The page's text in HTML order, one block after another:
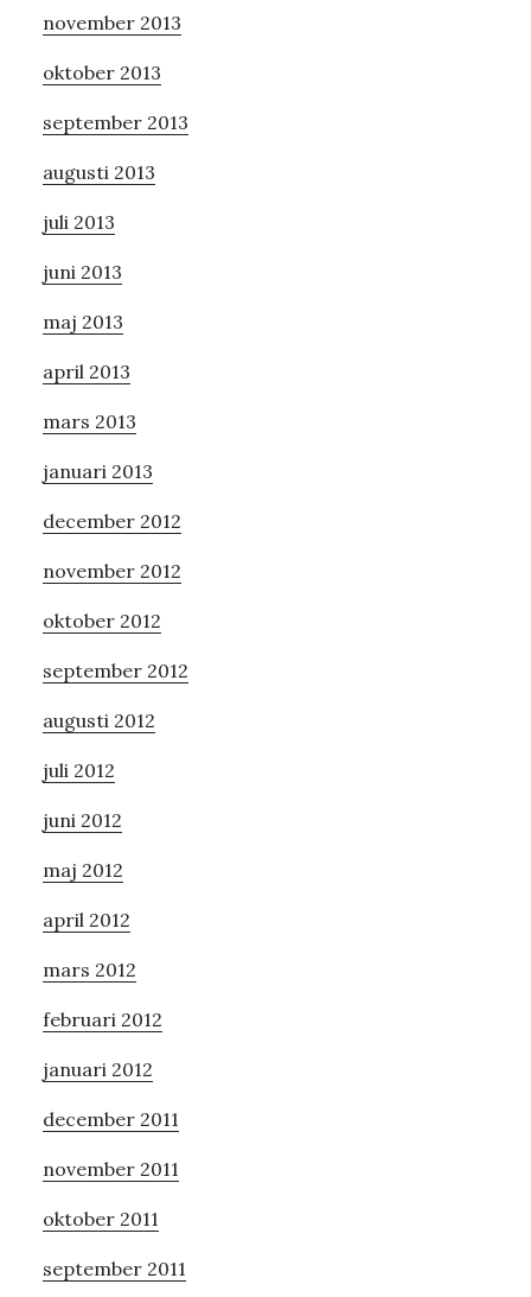
november 2013
oktober 2013
september 2013
augusti 2013
juli 2013
juni 2013
maj 2013
april 2013
mars 2013
januari 2013
december 2012
november 2012
oktober 2012
september 2012
augusti 2012
juli 2012
juni 2012
maj 2012
april 2012
mars 2012
februari 2012
januari 2012
december 2011
november 2011
oktober 2011
september 2011